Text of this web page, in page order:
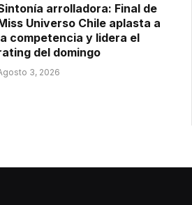
arrolladora: Final de
Universo Chile aplasta a
competencia y lidera el
del domingo
3, 2026